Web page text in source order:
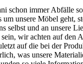
schon immer Abfälle
um unsere Möbel geht,
selbst und an unsere
wir achten auf den
auf die bei der
was unsere